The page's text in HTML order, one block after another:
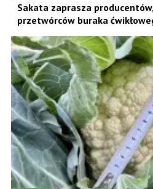
Sakata zaprasza
przetwórców buraka